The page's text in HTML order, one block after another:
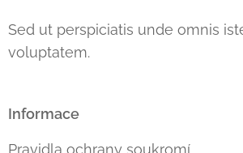
Sed ut perspiciatis unde omnis
voluptatem.
Informace
Pravidla ochrany soukromí